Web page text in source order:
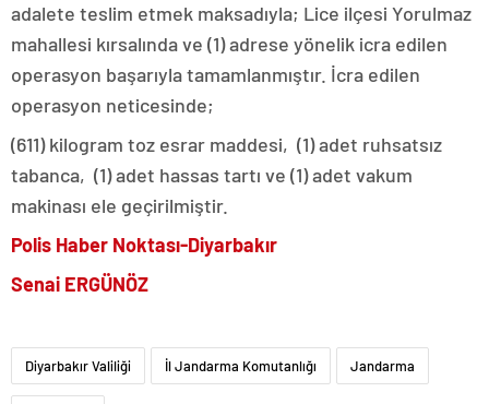
adalete teslim etmek maksadıyla; Lice ilçesi Yorulmaz
mahallesi kırsalında ve (1) adrese yönelik icra edilen
operasyon başarıyla tamamlanmıştır. İcra edilen
operasyon neticesinde;
(611) kilogram toz esrar maddesi, (1) adet ruhsatsız
tabanca, (1) adet hassas tartı ve (1) adet vakum
makinası ele geçirilmiştir.
Polis Haber Noktası-Diyarbakır
Senai ERGÜNÖZ
Diyarbakır Valiliği İl Jandarma Komutanlığı Jandarma